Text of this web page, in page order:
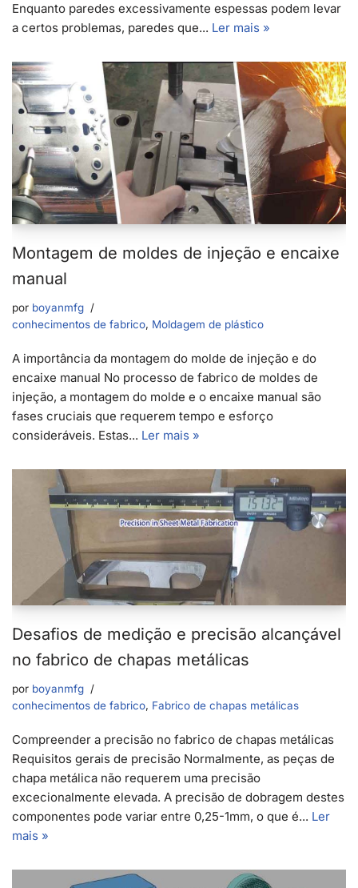
Enquanto paredes excessivamente espessas podem levar
a certos problemas, paredes que... Ler mais »
Montagem de moldes de injeção e encaixe
manual
por boyanmfg
conhecimentos de fabrico, Moldagem de plástico
A importância da montagem do molde de injeção e do
encaixe manual No processo de fabrico de moldes de
injeção, a montagem do molde e o encaixe manual são
fases cruciais que requerem tempo e esforço
consideráveis. Estas... Ler mais »
Desafios de medição e precisão alcançável
no fabrico de chapas metálicas
por boyanmfg
conhecimentos de fabrico, Fabrico de chapas metálicas
Compreender a precisão no fabrico de chapas metálicas
Requisitos gerais de precisão Normalmente, as peças de
chapa metálica não requerem uma precisão
excecionalmente elevada. A precisão de dobragem destes
componentes pode variar entre 0,25-1mm, o que é... Ler
mais »